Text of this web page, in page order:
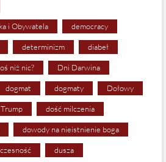
i Obywatela democracy
determinizm diabeł
niż nic? Dni Darwina
dogmat dogmaty Dołowy
dość milczenia
dowody na nieistnienie boga
dusza